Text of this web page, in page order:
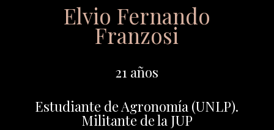
Elvio Fernando
Franzosi
21 años
Estudiante de Agronomía (UNLP).
Militante de la JUP